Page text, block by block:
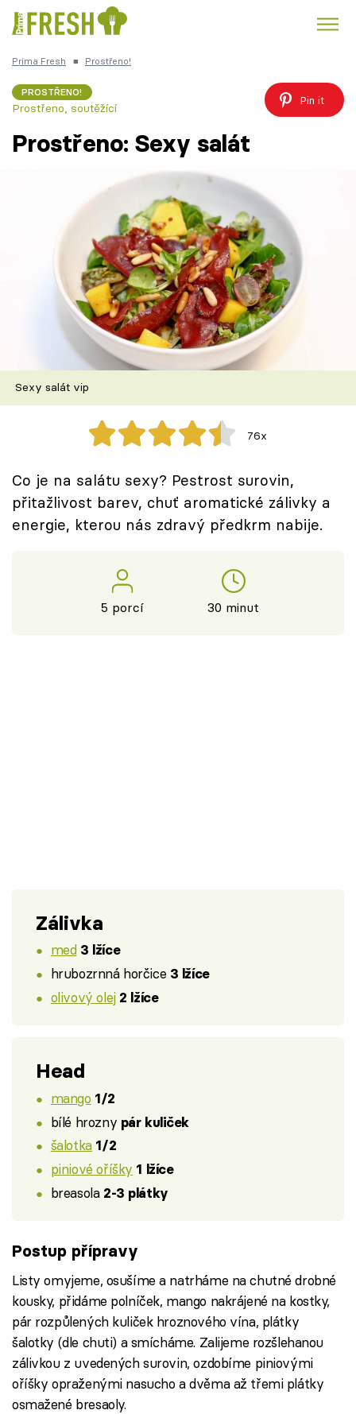
Česká kuchyně
Témata
Články
TV Program
Škola vaření
Recepty z TV
Speciál: Cuketa
Těhotnej kuchař
Sledujte prima+
Prima Fresh ■ Prostřeno!
PROSTŘENO!
Prostřeno, soutěžící
Pin it
Prostřeno: Sexy salát
Sexy salát vip
76x
Co je na salátu sexy? Pestrost surovin,
přitažlivost barev, chuť aromatické zálivky a
energie, kterou nás zdravý předkrm nabije.
5 porcí 30 minut
Zálivka
med 3 lžíce
hrubozrnná horčice 3 lžíce
olivový olej 2 lžíce
Head
mango 1/2
bílé hrozny pár kuliček
šalotka 1/2
piniové oříšky 1 lžíce
breasola 2-3 plátky
Postup přípravy
Listy omyjeme, osušíme a natrháme na chutné drobné
kousky, přidáme polníček, mango nakrájené na kostky,
pár rozpůlených kuliček hroznového vína, plátky
šalotky (dle chuti) a smícháme. Zalijeme rozšlehanou
zálivkou z uvedených surovin, ozdobíme piniovými
oříšky opraženými nasucho a dvěma až třemi plátky
osmažené bresaoly.